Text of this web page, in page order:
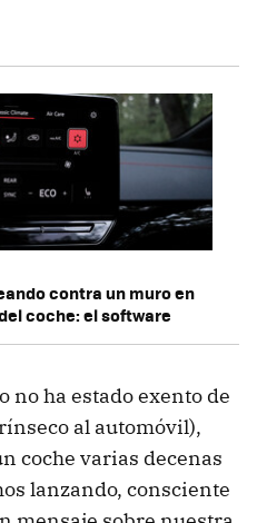
contra un muro en
coche: el software
no ha estado exento de
al automóvil),
coche varias decenas
lanzando, consciente